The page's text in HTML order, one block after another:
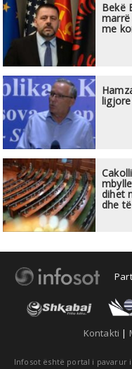
Bekë
me
dihet
dhe
Kontakti |
Infosot është portal i pavarur